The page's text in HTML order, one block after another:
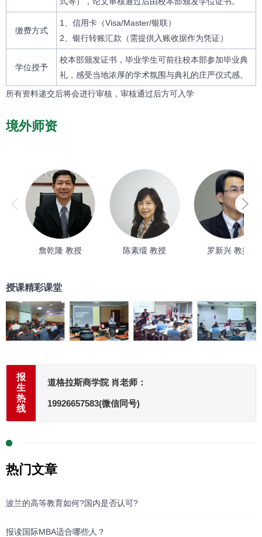
缴费方式
1、信用卡（Visa/Master/银联）
2、银行转账汇款（需提供入账收据作为凭证）
学位授予
校本部颁发证书，毕业学生可前往校本部参加毕业典
礼，感受当地浓厚的学术氛围与典礼的庄严仪式感。
所有资料递交后将会进行审核，审核通过后方可入学
境外师资
詹乾隆 教授 陈素缎 教授 罗新兴 教授
授课精彩课堂
报
生
热
线
道格拉斯商学院 肖老师：
19926657583(微信同号)
热门文章
波兰的高等教育如何?国内是否认可?
报读国际MBA适合哪些人？